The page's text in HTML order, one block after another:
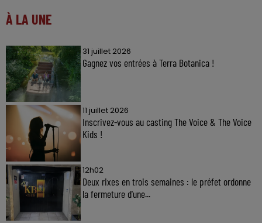
À LA UNE
31 juillet 2026
Gagnez vos entrées à Terra Botanica !
11 juillet 2026
Inscrivez-vous au casting The Voice & The Voice
Kids !
12h02
Deux rixes en trois semaines : le préfet ordonne
la fermeture d'une...